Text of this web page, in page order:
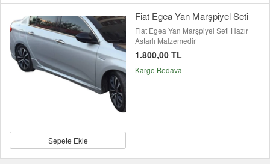
Sepete Ekle
Fiat Egea Yan Marşpiyel Seti
Fiat Egea Yan Marşpiyel Seti Hazır
Astarlı Malzemedir
1.800,00 TL
Kargo Bedava